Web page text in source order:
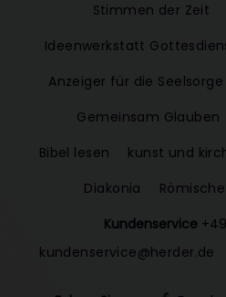
Stimmen der Zeit
Ideenwerkstatt
Anzeiger für die Seelsorge
Gemeinsam Glauben
Bibel lesen
kunst und
Diakonia
Kundenservice
kundenservice@herder.de